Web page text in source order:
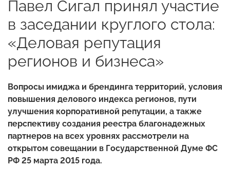
Павел Сигал принял участие
в заседании круглого стола:
«Деловая репутация
регионов и бизнеса»
Вопросы имиджа и брендинга территорий, условия
повышения делового индекса регионов, пути
улучшения корпоративной репутации, а также
перспективу создания реестра благонадежных
партнеров на всех уровнях рассмотрели на
открытом совещании в Государственной Думе ФС
РФ 25 марта 2015 года.